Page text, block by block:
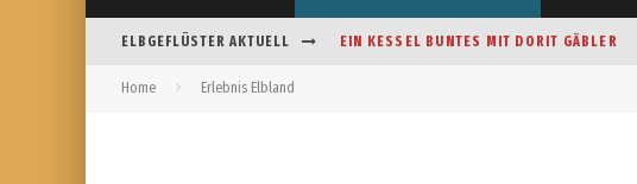
ELBGEFLÜSTER AKTUELL EIN KESSEL BUNTES MIT DORIT GÄBLER
Home Erlebnis Elbland